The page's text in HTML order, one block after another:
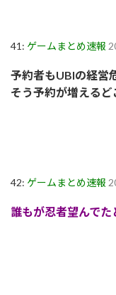
41: ゲームまとめ速報
予約者もUBIの経営
そう予約が増える
42: ゲームまとめ速報
誰もが忍者望んで